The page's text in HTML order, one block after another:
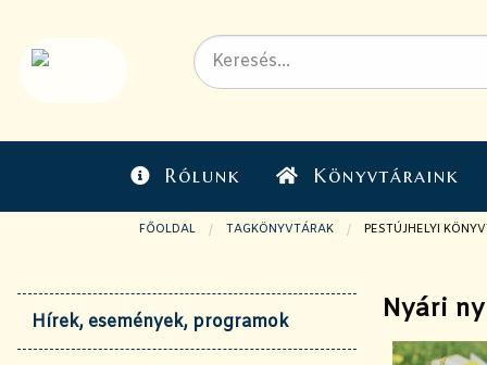
Rólunk Könyvtáraink
FŐOLDAL TAGKÖNYVTÁRAK JELENLEGI OLDAL:
PESTÚJHELYI
Hírek, események, programok Nyári